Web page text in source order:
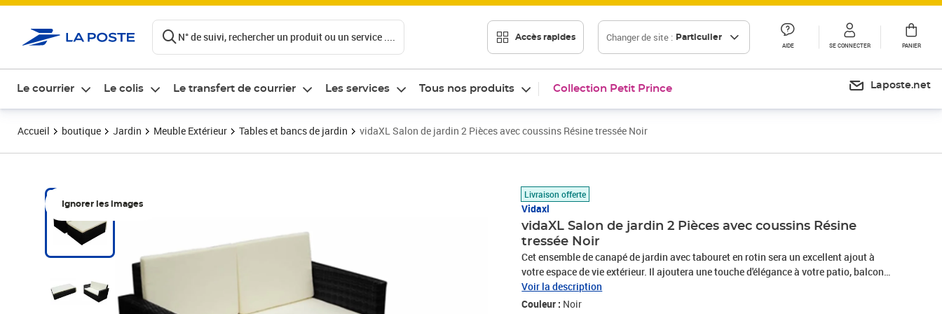
N° de suivi, rechercher un produit ou un service .... Accès rapides Changer de site : Particulier
AIDE SE CONNECTER PANIER
Le courrier Le colis Le transfert de courrier Les services Tous nos produits Collection Petit Prince Laposte.net
Accueil boutique Jardin Meuble Extérieur Tables et bancs de jardin vidaXL Salon de jardin 2 Pièces avec coussins Résine tressée Noir
Ignorer les images
Livraison offerte
Vidaxl
vidaXL Salon de jardin 2 Pièces avec coussins Résine
tressée Noir
Cet ensemble de canapé de jardin avec tabouret en rotin sera un excellent ajout à
votre espace de vie extérieur. Il ajoutera une touche d'élégance à votre patio, balcon
ou jardin avec son design discret mais élégant. Fabriqué en rotin PE résistant aux
intempéries et imperméable, l'ensemble est facile à nettoyer, résistant à l'usure et
Voir la description
Couleur : Noir
Prix barré 207,49 €
Prix 193,89€